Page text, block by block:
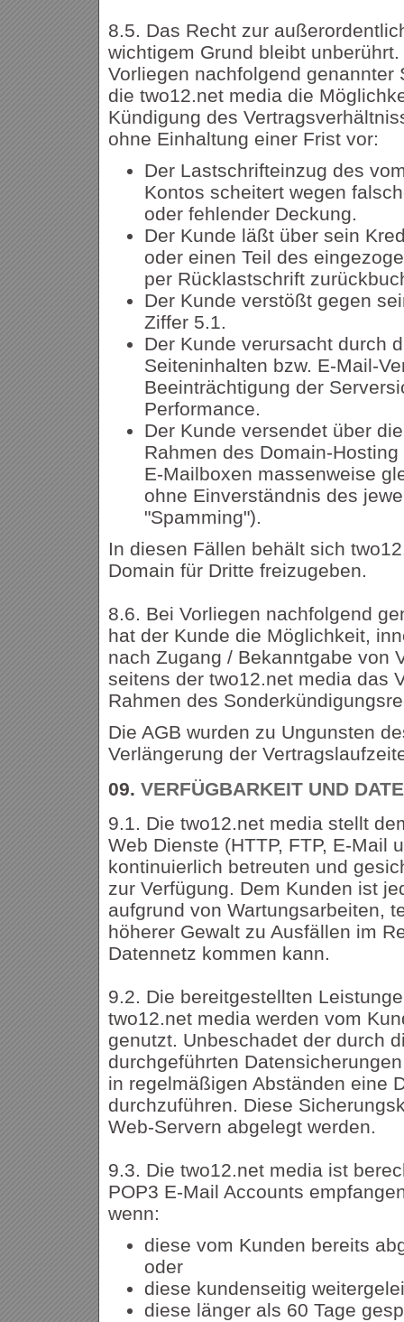
8.5. Das Recht zur
wichtigem Grund bleibt
Vorliegen nachfolgend genannter
die two12.net media die
Kündigung des
ohne Einhaltung einer Frist vor:
Der Lastschrifteinzug des
Kontos scheitert wegen
oder fehlender Deckung.
Der Kunde läßt über sein
oder einen Teil des
per Rücklastschrift
Der Kunde verstößt gegen
Ziffer 5.1.
Der Kunde verursacht durch
Seiteninhalten bzw. E-Mail-
Beeinträchtigung der
Performance.
Der Kunde versendet über
Rahmen des Domain-
E-Mailboxen massenweise
ohne Einverständnis des
"Spamming").
In diesen Fällen behält sich
Domain für Dritte freizugeben.
8.6. Bei Vorliegen nachfolgend
hat der Kunde die Möglichkeit,
nach Zugang / Bekanntgabe von
seitens der two12.net media das
Rahmen des
Die AGB wurden zu Ungunsten
Verlängerung der
09. VERFÜGBARKEIT UND
9.1. Die two12.net media stellt
Web Dienste (HTTP, FTP, E-Mail
kontinuierlich betreuten und
zur Verfügung. Dem Kunden ist
aufgrund von Wartungsarbeiten,
höherer Gewalt zu Ausfällen im
Datennetz kommen kann.
9.2. Die bereitgestellten
two12.net media werden vom
genutzt. Unbeschadet der durch
durchgeführten
in regelmäßigen Abständen eine
durchzuführen. Diese
Web-Servern abgelegt werden.
9.3. Die two12.net media ist
POP3 E-Mail Accounts
wenn:
diese vom Kunden bereits
oder
diese kundenseitig
diese länger als 60 Tage